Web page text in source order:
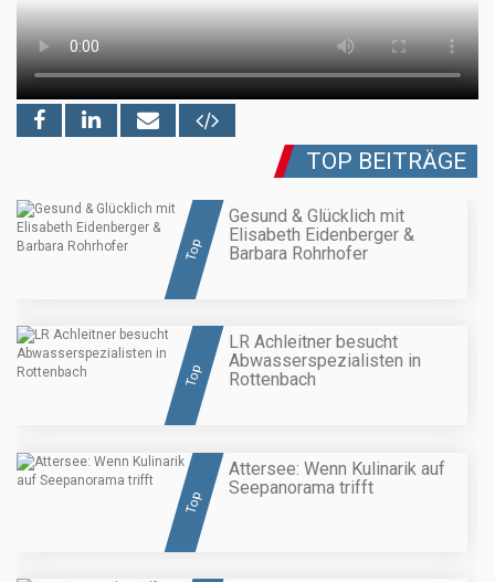
TOP BEITRÄGE
Top
Gesund & Glücklich mit
Elisabeth Eidenberger &
Barbara Rohrhofer
Top
LR Achleitner besucht
Abwasserspezialisten in
Rottenbach
Top
Attersee: Wenn Kulinarik auf
Seepanorama trifft